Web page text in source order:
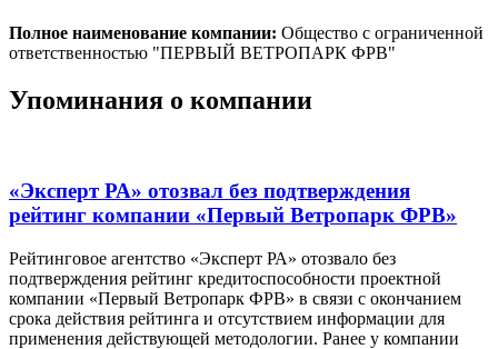
Полное наименование компании: Общество с ограниченной
ответственностью "ПЕРВЫЙ ВЕТРОПАРК ФРВ"
Упоминания о компании
«Эксперт РА» отозвал без подтверждения
рейтинг компании «Первый Ветропарк ФРВ»
Рейтинговое агентство «Эксперт РА» отозвало без
подтверждения рейтинг кредитоспособности проектной
компании «Первый Ветропарк ФРВ» в связи с окончанием
срока действия рейтинга и отсутствием информации для
применения действующей методологии. Ранее у компании